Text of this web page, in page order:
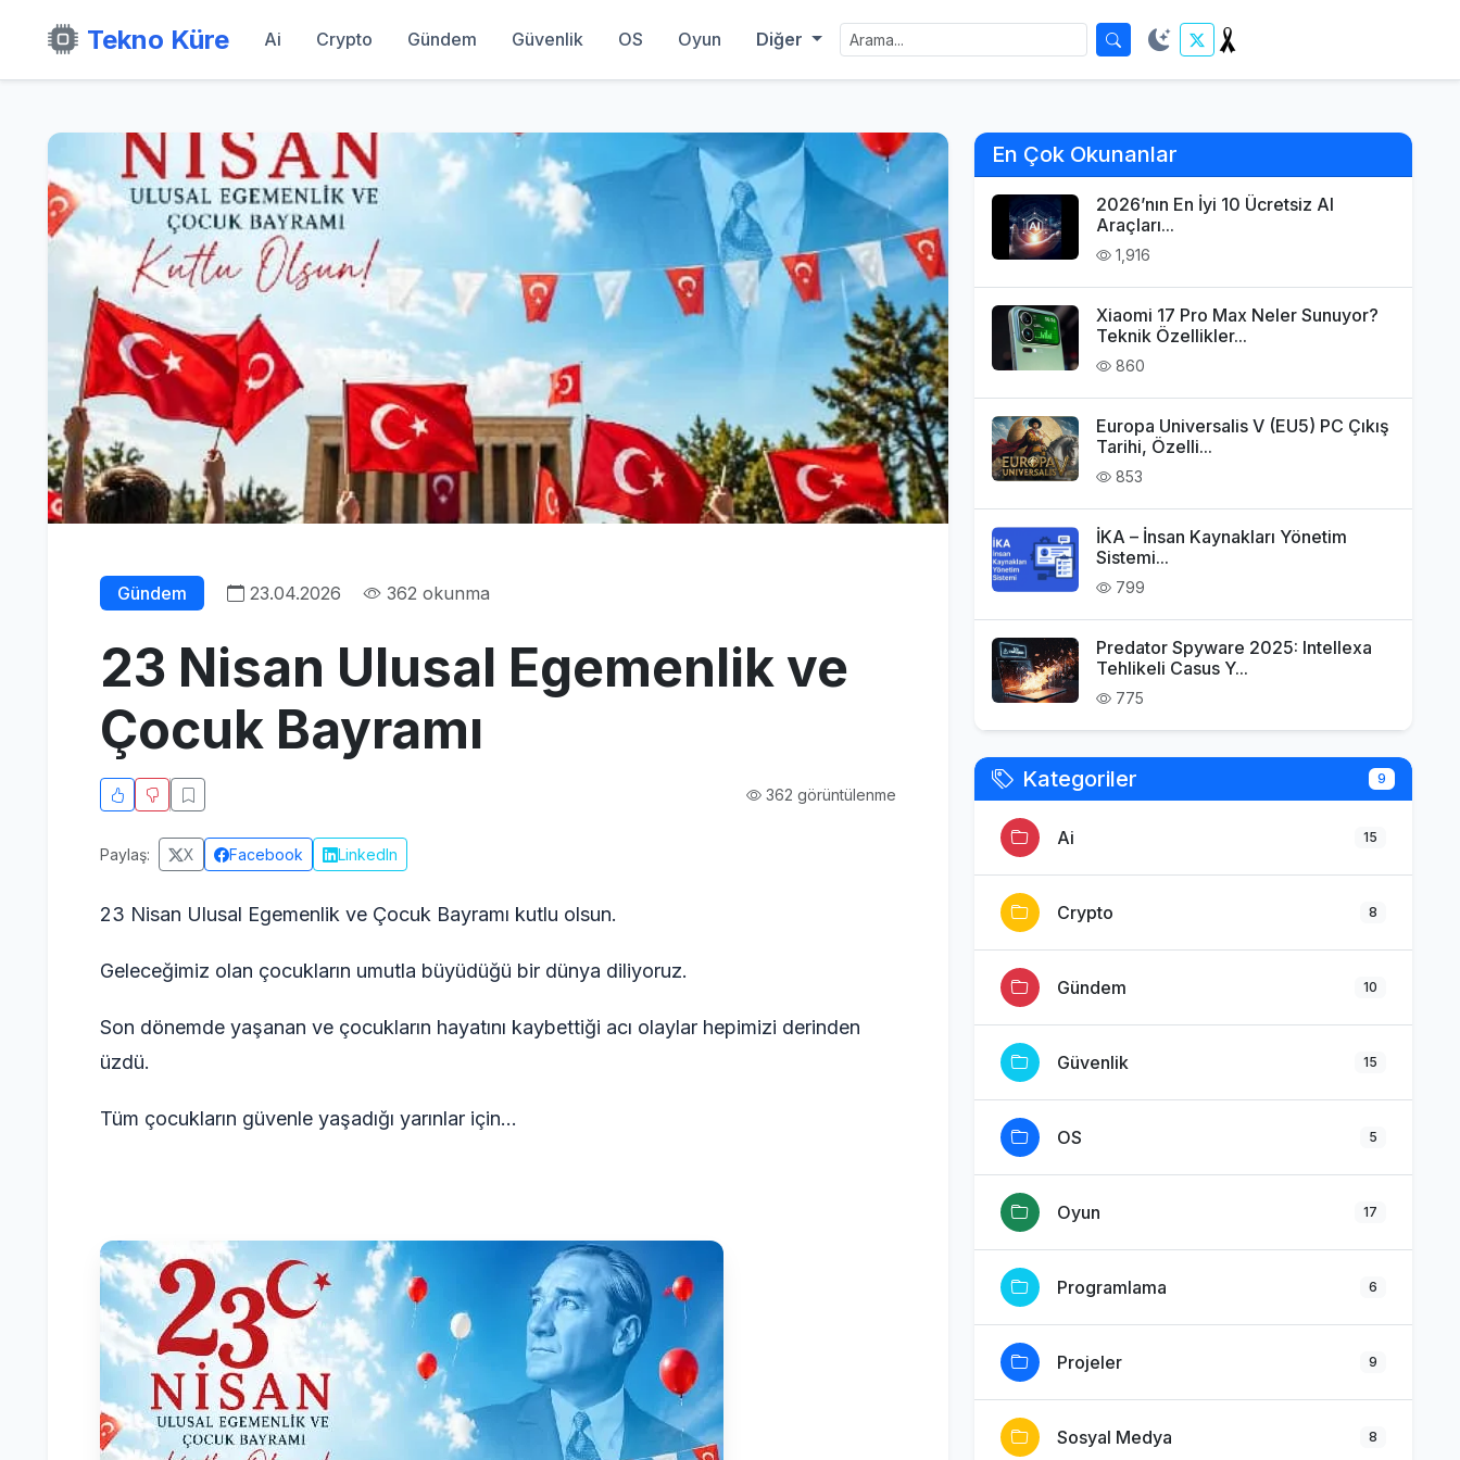
Tekno Küre Ai Crypto Gündem Güvenlik OS Oyun Diğer
Gündem 23.04.2026 362 okunma
23 Nisan Ulusal Egemenlik ve
Çocuk Bayramı
362 görüntülenme
Paylaş: X Facebook LinkedIn
23 Nisan Ulusal Egemenlik ve Çocuk Bayramı kutlu olsun.
Geleceğimiz olan çocukların umutla büyüdüğü bir dünya diliyoruz.
Son dönemde yaşanan ve çocukların hayatını kaybettiği acı olaylar hepimizi derinden
üzdü.
Tüm çocukların güvenle yaşadığı yarınlar için…
En Çok Okunanlar
2026’nın En İyi 10 Ücretsiz AI
Araçları...
1,916
Xiaomi 17 Pro Max Neler Sunuyor?
Teknik Özellikler...
860
Europa Universalis V (EU5) PC Çıkış
Tarihi, Özelli...
853
İKA – İnsan Kaynakları Yönetim
Sistemi...
799
Predator Spyware 2025: Intellexa
Tehlikeli Casus Y...
775
Kategoriler 9
Ai 15
Crypto 8
Gündem 10
Güvenlik 15
OS 5
Oyun 17
Programlama 6
Projeler 9
Sosyal Medya 8